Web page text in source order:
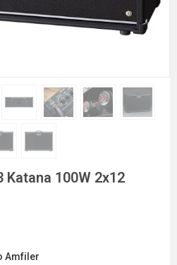
Katana 100W 2x12
Amfiler